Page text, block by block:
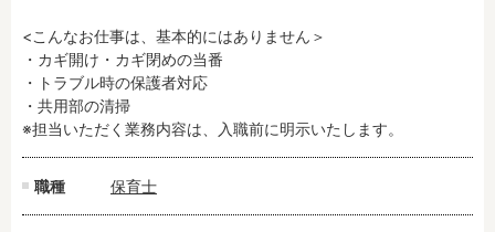
<こんなお仕事は、基本的にはありません＞
・カギ開け・カギ閉めの当番
・トラブル時の保護者対応
・共用部の清掃
※担当いただく業務内容は、入職前に明示いたします。
職種 保育士